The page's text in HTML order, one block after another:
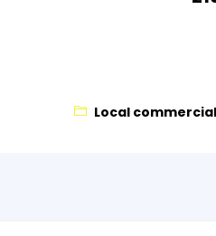
Local commercial